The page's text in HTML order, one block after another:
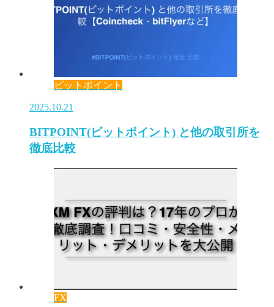
ビットポイント
2025.10.21
BITPOINT(ビットポイント) と他の取引所を
徹底比較
FX